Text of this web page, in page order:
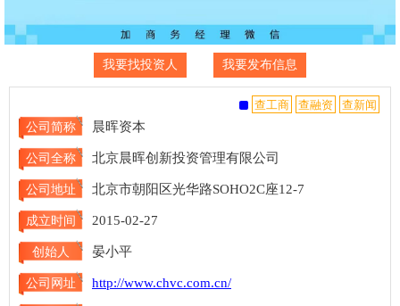
我要找投资人 我要发布信息
公司简称 晨晖资本
公司全称 北京晨晖创新投资管理有限公司
公司地址 北京市朝阳区光华路SOHO2C座12-7
成立时间 2015-02-27
创始人 晏小平
公司网址 http://www.chvc.com.cn/